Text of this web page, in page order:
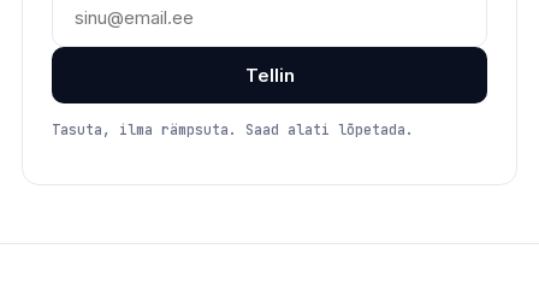
Tellin
Tasuta, ilma rämpsuta. Saad alati lõpetada.